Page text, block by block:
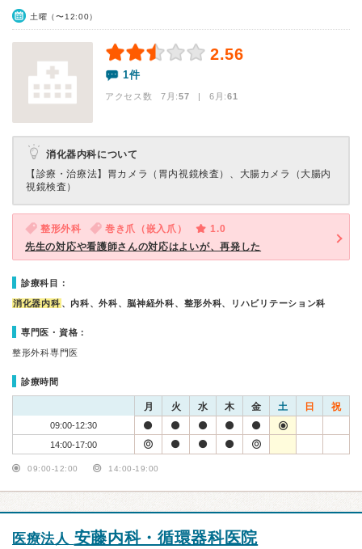
土曜（〜12:00）
2.56
1件
アクセス数 7月:57 | 6月:61
消化器内科について
【診療・治療法】 胃カメラ（胃内視鏡検査）、大腸カメラ（大腸内
視鏡検査）
整形外科 巻き爪（嵌入爪）
1.0
先生の対応や看護師さんの対応はよいが、再発した
診療科目：
消化器内科 、内科、外科、脳神経外科、整形外科、リハビリテーション科
専門医・資格：
整形外科専門医
診療時間
月 火 水 木 金 土 日 祝
09:00-12:30
14:00-17:00
09:00-12:00 14:00-19:00
医療法人 安藤内科・循環器科医院